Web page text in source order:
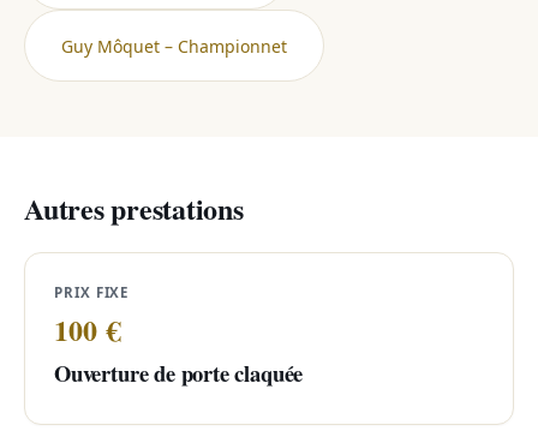
Guy Môquet – Championnet
Autres prestations
PRIX FIXE
100 €
Ouverture de porte claquée